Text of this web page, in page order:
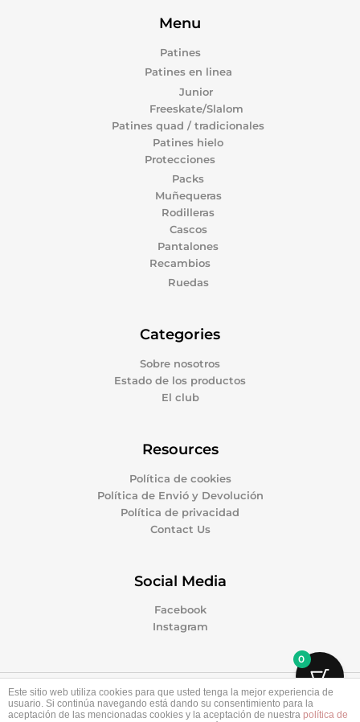
Menu
Patines
Patines en linea
Junior
Freeskate/Slalom
Patines quad / tradicionales
Patines hielo
Protecciones
Packs
Muñequeras
Rodilleras
Cascos
Pantalones
Recambios
Ruedas
Categories
Sobre nosotros
Estado de los productos
El club
Resources
Política de cookies
Política de Envió y Devolución
Política de privacidad
Contact Us
Social Media
Facebook
Instagram
Copyright © 2026 Patinamos Market | Powered by
Patinamos Market
Este sitio web utiliza cookies para que usted tenga la mejor experiencia de
usuario. Si continúa navegando está dando su consentimiento para la
aceptación de las mencionadas cookies y la aceptación de nuestra política de
0